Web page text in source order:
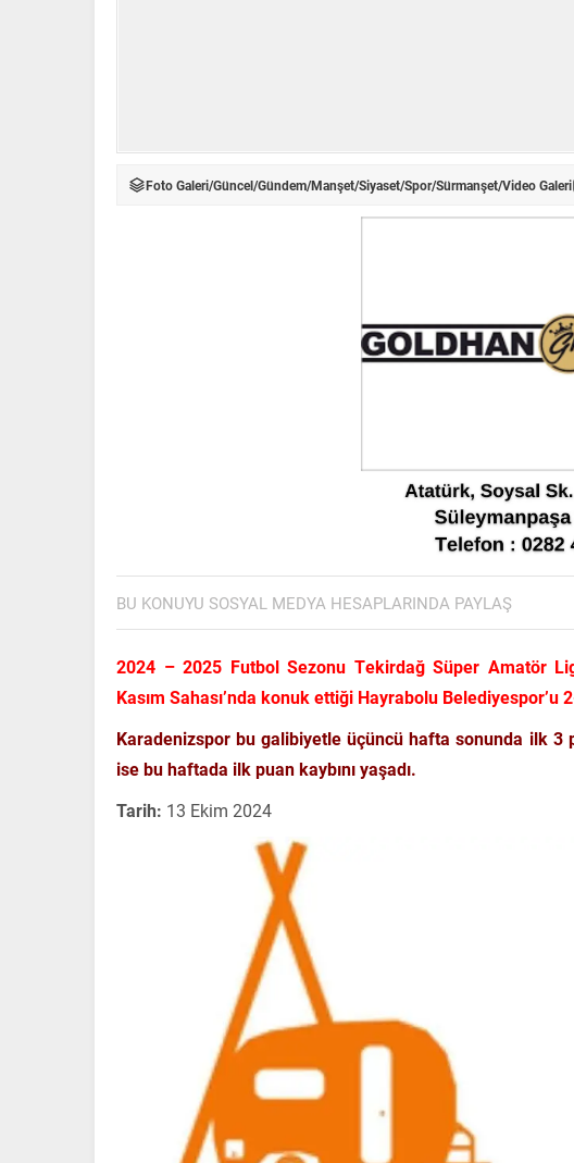
Foto Galeri/Güncel/Gündem/Manşet/Siyaset/Spor/Sürmanşet/Video Galeri
BU KONUYU SOSYAL MEDYA HESAPLARINDA PAYLAŞ
2024 – 2025 Futbol Sezonu Tekirdağ Süper Amatör
Kasım Sahası’nda konuk ettiği Hayrabolu Belediyespor’u
Karadenizspor bu galibiyetle üçüncü hafta sonunda ilk 3
ise bu haftada ilk puan kaybını yaşadı.
Tarih: 13 Ekim 2024